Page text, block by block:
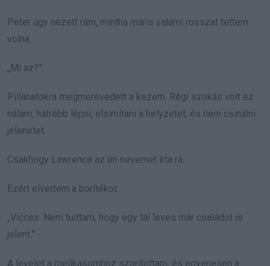
Peter úgy nézett rám, mintha máris valami rosszat tettem
volna.
„Mi az?”
Pillanatokra megmerevedett a kezem. Régi szokás volt ez
nálam, hátrébb lépni, elsimítani a helyzetet, és nem csinálni
jelenetet.
Csakhogy Lawrence az én nevemet írta rá.
Ezért elvettem a borítékot.
„Vicces. Nem tudtam, hogy egy tál leves már családot is
jelent.”
A levelet a mellkasomhoz szorítottam, és egyenesen a